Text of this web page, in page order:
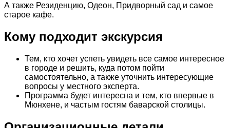
А также Резиденцию, Одеон, Придворный сад и самое
старое кафе.
Кому подходит экскурсия
Тем, кто хочет успеть увидеть все самое интересное
в городе и решить, куда потом пойти
самостоятельно, а также уточнить интересующие
вопросы у местного эксперта.
Программа будет интересна и тем, кто впервые в
Мюнхене, и частым гостям баварской столицы.